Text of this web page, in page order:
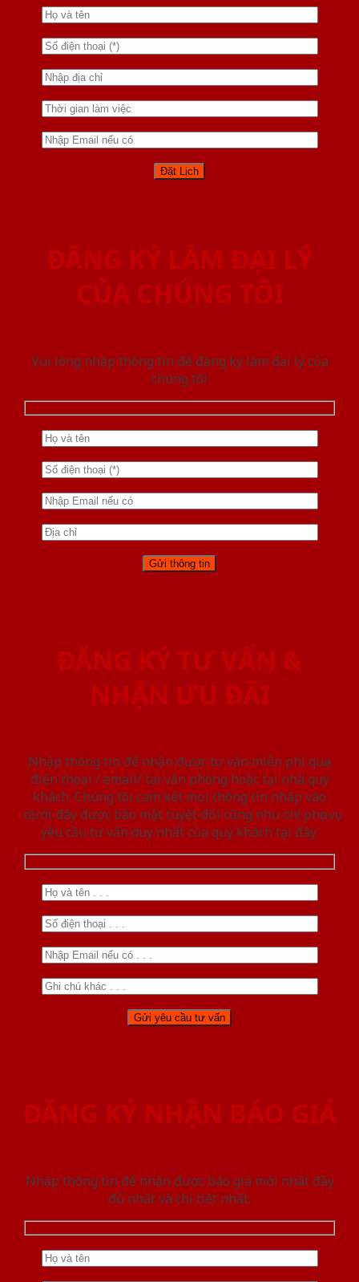
ĐĂNG KÝ LÀM ĐẠI LÝ
CỦA CHÚNG TÔI
Vui lòng nhập thông tin để đăng ký làm đại lý của
chúng tôi
ĐĂNG KÝ TƯ VẤN &
NHẬN ƯU ĐÃI
Nhập thông tin để nhận được tư vấn miễn phí qua
điện thoại / email/ tại văn phòng hoặc tại nhà quý
khách. Chúng tôi cam kết mọi thông tin nhập vào
dưới đây được bảo mật tuyệt đối cũng như chỉ phục vụ
yêu cầu tư vấn duy nhất của quý khách tại đây.
ĐĂNG KÝ NHẬN BÁO GIÁ
Nhập thông tin để nhận được báo giá mới nhât đầy
đủ nhất và chi tiết nhất.